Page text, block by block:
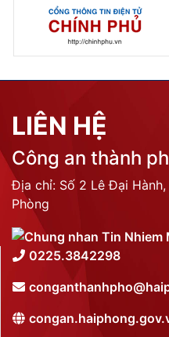
LIÊN HỆ
Công an thành
Địa chỉ: Số 2 Lê Đại
Phòng
0225.3842298